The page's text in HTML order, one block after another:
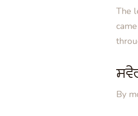
The
By